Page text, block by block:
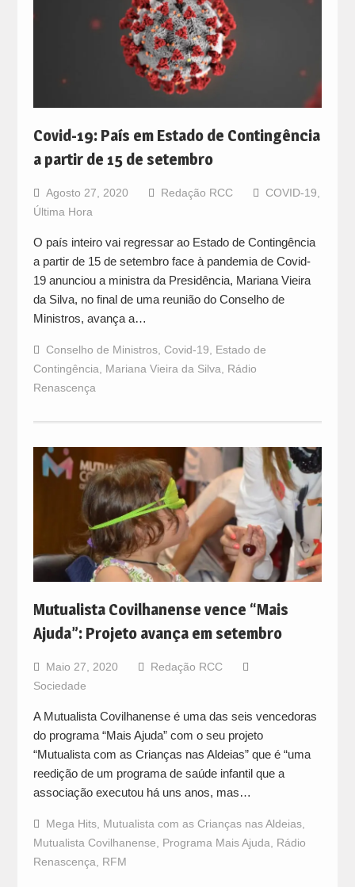
Covid-19: País em Estado de Contingência
a partir de 15 de setembro
Agosto 27, 2020 Redação RCC COVID-19
Última Hora
O país inteiro vai regressar ao Estado de Contingência
a partir de 15 de setembro face à pandemia de Covid-
19 anunciou a ministra da Presidência, Mariana Vieira
da Silva, no final de uma reunião do Conselho de
Ministros, avança a…
Conselho de Ministros, Covid-19
Estado de
Contingência
Mariana Vieira da Silva
Rádio
Renascença
Mutualista Covilhanense vence “Mais
Ajuda”: Projeto avança em setembro
Maio 27, 2020
Redação RCC
Sociedade
A Mutualista Covilhanense é uma das seis vencedoras
do programa “Mais Ajuda” com o seu projeto
“Mutualista com as Crianças nas Aldeias” que é “uma
reedição de um programa de saúde infantil que a
associação executou há uns anos, mas…
Mega Hits, Mutualista com as Crianças nas Aldeias,
Mutualista Covilhanense
Programa Mais Ajuda
Rádio
Renascença
RFM